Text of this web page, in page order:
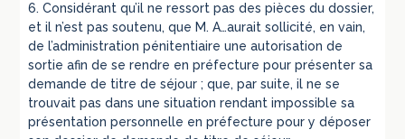
6. Considérant qu’il ne ressort pas des pièces du dossier,
et il n’est pas soutenu, que M. A…aurait sollicité, en vain,
de l’administration pénitentiaire une autorisation de
sortie afin de se rendre en préfecture pour présenter sa
demande de titre de séjour ; que, par suite, il ne se
trouvait pas dans une situation rendant impossible sa
présentation personnelle en préfecture pour y déposer